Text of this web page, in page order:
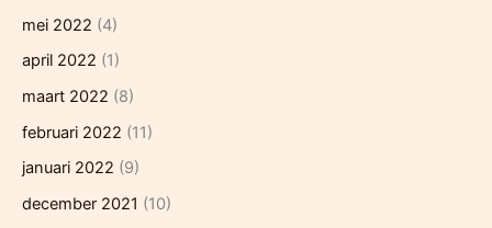
mei 2022 (4)
april 2022 (1)
maart 2022 (8)
februari 2022 (11)
januari 2022 (9)
december 2021 (10)